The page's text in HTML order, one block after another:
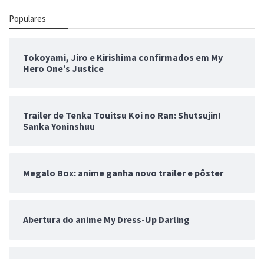
Populares
Tokoyami, Jiro e Kirishima confirmados em My
Hero One’s Justice
Trailer de Tenka Touitsu Koi no Ran: Shutsujin!
Sanka Yoninshuu
Megalo Box: anime ganha novo trailer e pôster
Abertura do anime My Dress-Up Darling